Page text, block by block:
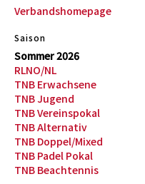
Verbandshomepage
Saison
Sommer 2026
RLNO/NL
TNB Erwachsene
TNB Jugend
TNB Vereinspokal
TNB Alternativ
TNB Doppel/Mixed
TNB Padel Pokal
TNB Beachtennis